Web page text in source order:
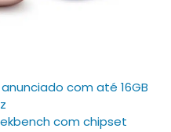
com até 16GB
com chipset